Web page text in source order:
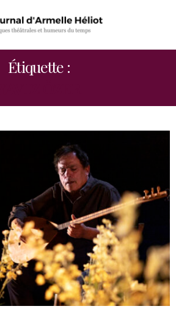
Étiquette :